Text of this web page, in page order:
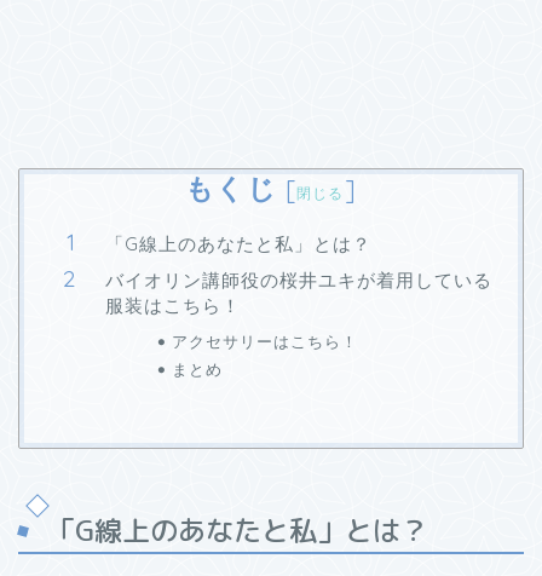
もくじ [閉じる ]
「G線上のあなたと私」とは？
バイオリン講師役の桜井ユキが着用している
服装はこちら！
アクセサリーはこちら！
まとめ
「G線上のあなたと私」とは？